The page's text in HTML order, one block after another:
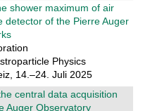
shower maximum of air
detector of the Pierre Auger
Physics
14.–24. Juli 2025
central data acquisition
Auger Observatory